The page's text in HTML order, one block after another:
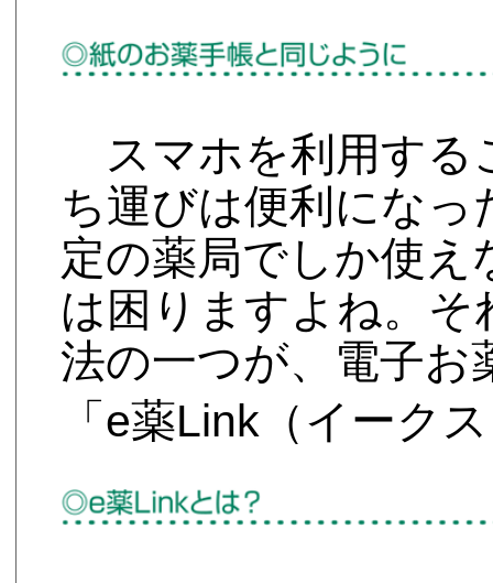
スマホを利用する
ち運びは便利になっ
定の薬局でしか使え
は困りますよね。そ
法の一つが、電子お
「e薬Link（イーク